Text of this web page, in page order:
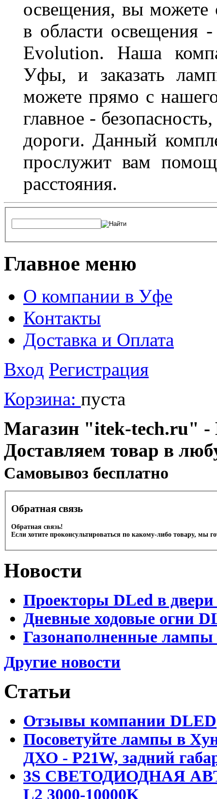
освещения, вы можете
в области освещения
Evolution. Наша
Уфы, и заказать
можете прямо с
главное -
дороги. Данный
прослужит вам
расстояния.
Главное меню
О компании в Уфе
Контакты
Доставка и Оплата
Вход Регистрация
Корзина: пуста
Магазин "itek-tech.ru" -
Доставляем товар в
Cамовывоз бесплатно
Обратная связь
Обратная связь!
Если хотите проконсультироваться по какому-либо товару, мы
Новости
Проекторы DLed в
Дневные ходовые огни
Газонаполненные
Другие новости
Статьи
Отзывы компании DLED
Посоветуйте лампы в
ДХО - P21W, задний
3S СВЕТОДИОДНАЯ
L2 3000-10000K